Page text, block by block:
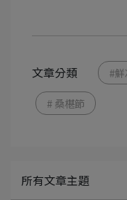
文章分類 #
# 桑椹節
所有文章主題